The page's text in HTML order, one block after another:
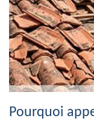
Pourquoi